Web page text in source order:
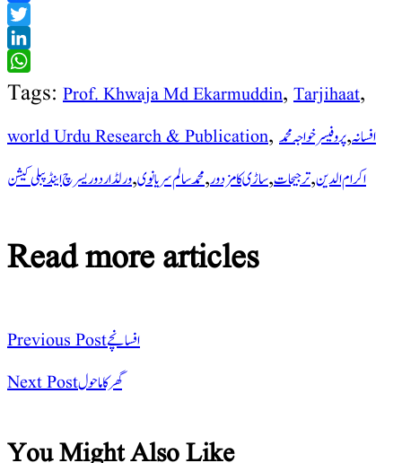
Facebook
Twitter
LinkedIn
WhatsApp
Tags: Prof. Khwaja Md Ekarmuddin, Tarjihaat,
world Urdu Research & Publication, افسانہ,پروفیسر خواجہ محمد
اکرام الدین,ترجیحات,ساڑی کا مزدور,محمد سالم سریانوی,ورلڈ اردو ریسرچ اینڈ پبلی کیشن
Read more articles
Previous Postافسانچے
Next Postگھر کا ماحول
You Might Also Like